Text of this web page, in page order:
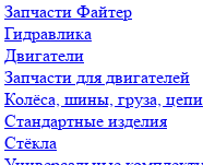
Запчасти Файтер
Гидравлика
Двигатели
Запчасти для двигателей
Колёса, шины, груза, цепи
Стандартные изделия
Стёкла